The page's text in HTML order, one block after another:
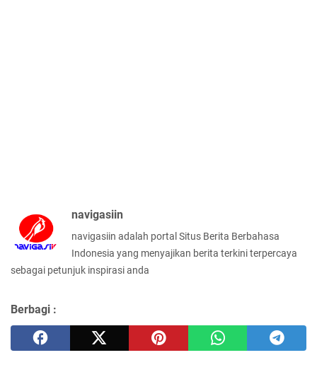
navigasiin
navigasiin adalah portal Situs Berita Berbahasa
Indonesia yang menyajikan berita terkini terpercaya
sebagai petunjuk inspirasi anda
Berbagi :